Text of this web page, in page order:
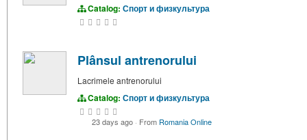
Catalog: Спорт и физкультура
Plânsul antrenorului
Lacrimele antrenorului
Catalog: Спорт и физкультура
23 days ago · From Romania Online